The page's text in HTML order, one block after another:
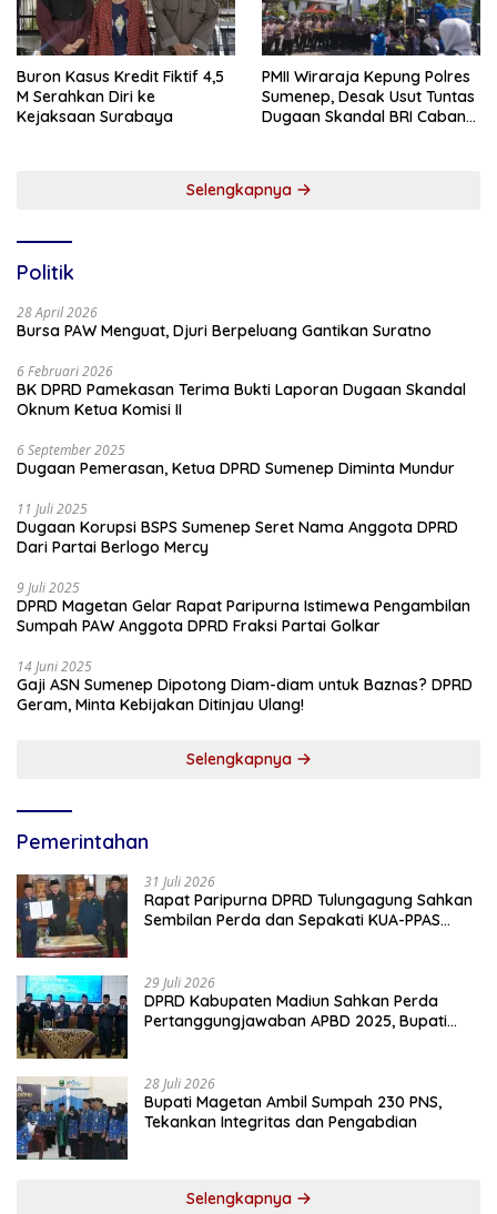
Buron Kasus Kredit Fiktif 4,5
M Serahkan Diri ke
Kejaksaan Surabaya
PMII Wiraraja Kepung Polres
Sumenep, Desak Usut Tuntas
Dugaan Skandal BRI Cabang
Selengkapnya
Politik
28 April 2026
Bursa PAW Menguat, Djuri Berpeluang Gantikan Suratno
6 Februari 2026
BK DPRD Pamekasan Terima Bukti Laporan Dugaan Skandal
Oknum Ketua Komisi II
6 September 2025
Dugaan Pemerasan, Ketua DPRD Sumenep Diminta Mundur
11 Juli 2025
Dugaan Korupsi BSPS Sumenep Seret Nama Anggota DPRD
Dari Partai Berlogo Mercy
9 Juli 2025
DPRD Magetan Gelar Rapat Paripurna Istimewa Pengambilan
Sumpah PAW Anggota DPRD Fraksi Partai Golkar
14 Juni 2025
Gaji ASN Sumenep Dipotong Diam-diam untuk Baznas? DPRD
Geram, Minta Kebijakan Ditinjau Ulang!
Selengkapnya
Pemerintahan
31 Juli 2026
Rapat Paripurna DPRD Tulungagung Sahkan
Sembilan Perda dan Sepakati KUA-PPAS
29 Juli 2026
DPRD Kabupaten Madiun Sahkan Perda
Pertanggungjawaban APBD 2025, Bupati
28 Juli 2026
Bupati Magetan Ambil Sumpah 230 PNS,
Tekankan Integritas dan Pengabdian
Selengkapnya